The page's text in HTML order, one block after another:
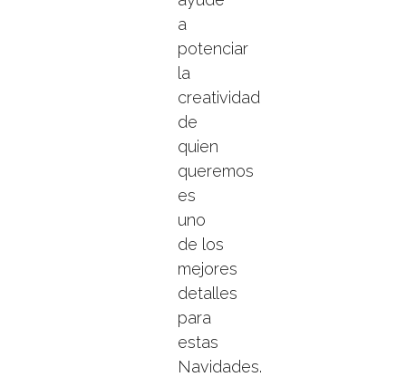
a
potenciar
la
creatividad
de
quien
queremos
es
uno
de los
mejores
detalles
para
estas
Navidades.